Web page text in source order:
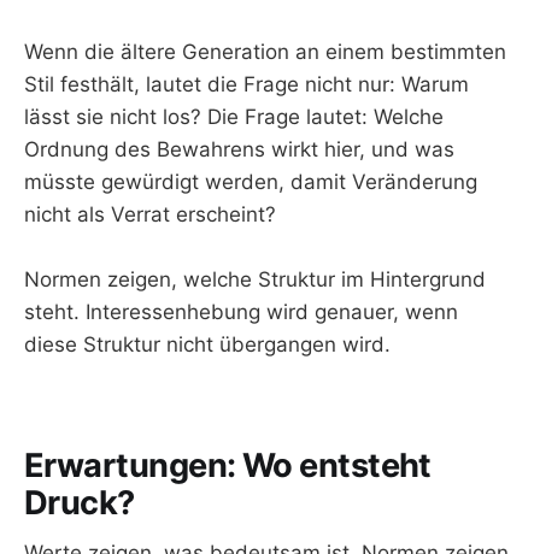
Wenn die ältere Generation an einem bestimmten
Stil festhält, lautet die Frage nicht nur: Warum
lässt sie nicht los? Die Frage lautet: Welche
Ordnung des Bewahrens wirkt hier, und was
müsste gewürdigt werden, damit Veränderung
nicht als Verrat erscheint?
Normen zeigen, welche Struktur im Hintergrund
steht. Interessenhebung wird genauer, wenn
diese Struktur nicht übergangen wird.
Erwartungen: Wo entsteht
Druck?